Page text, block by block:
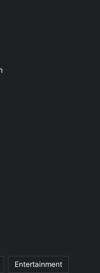
Entertainment